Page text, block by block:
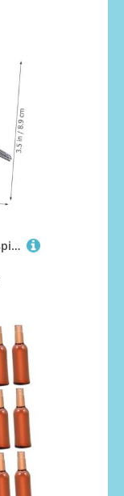
NOLITOY Elektrisches Vogelspielzeug mit Stimmeaktivierung Lebensechtes Singender Vogel Modell Interaktives für Bunte Nachahmung Dekorativ und Unterhaltsam Geeignet für Zufällige Farbe